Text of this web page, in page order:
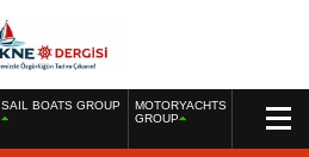
SAIL BOATS GROUP
MOTORYACHTS
GROUP